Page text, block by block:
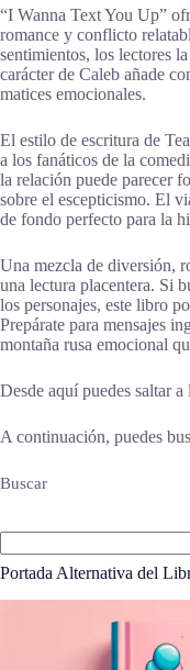
“I Wanna Text You Up”
romance y conflicto
sentimientos, los lectores
carácter de Caleb añade
matices emocionales.
El estilo de escritura de
a los fanáticos de la
la relación puede parecer
sobre el escepticismo. El
de fondo perfecto para la
Una mezcla de diversión,
una lectura placentera. Si
los personajes, este libro
Prepárate para mensajes
montaña rusa emocional
Desde aquí puedes saltar a
A continuación, puedes
Buscar
Portada Alternativa del